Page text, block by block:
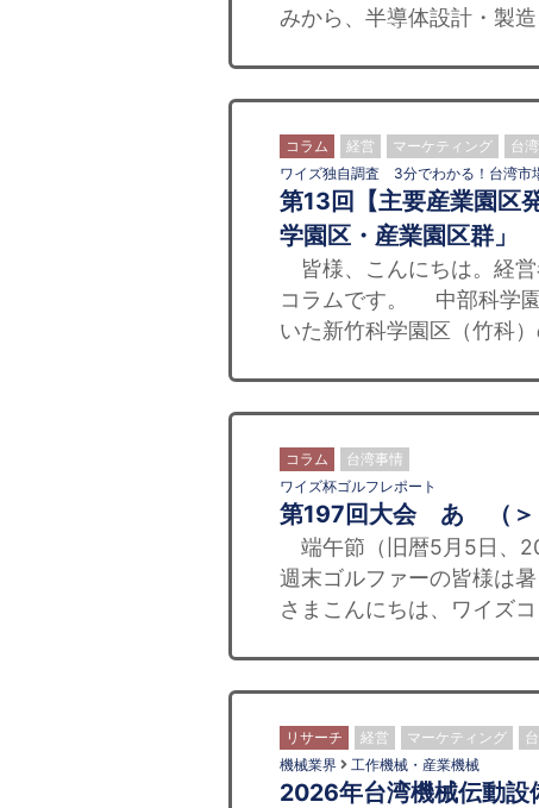
みから、半導体設計・製
コラム 経営 マーケティング 台
ワイズ独自調査 3分でわかる！台湾市
第13回【主要産業園区
学園区・産業園区群」
皆様、こんにちは。経
コラムです。 中部科学
いた新竹科学園区（竹科
コラム 台湾事情
ワイズ杯ゴルフレポート
第197回大会 あゝ（＞
端午節（旧暦5月5日、
週末ゴルファーの皆様は
さまこんにちは、ワイズ
リサーチ 経営 マーケティング
機械業界 工作機械・産業機械
2026年台湾機械伝動設